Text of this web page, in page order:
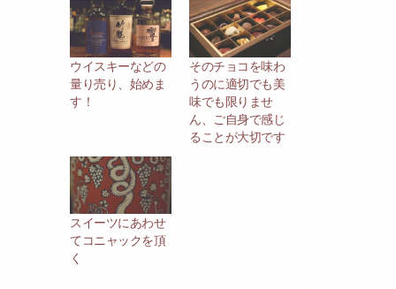
ウイスキーなどの
量り売り、始めま
す！
そのチョコを味わ
うのに適切でも美
味でも限りませ
ん、ご自身で感じ
ることが大切です
スイーツにあわせ
てコニャックを頂
く